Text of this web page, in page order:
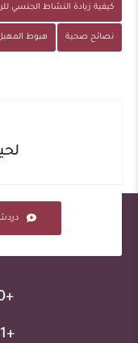
كيفية زيادة النشاط الجنسي
نصائح صحية هبوط
+90 535 717 61 33
+971 56 603 33 69